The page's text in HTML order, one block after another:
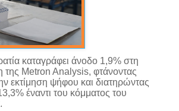
καταγράφει άνοδο 1,9% στη
της Metron Analysis, φτάνοντας
εκτίμηση ψήφου και διατηρώντας
έναντι του κόμματος του